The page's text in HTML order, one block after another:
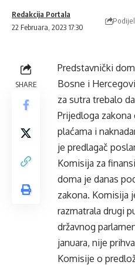
22 Februara, 2023 17:30
Redakcija Portala
SHARE
Predstavnički
Bosne i
za sutra trebalo
Prijedloga
plaćama i
je predlagač
Komisija za
doma je danas
zakona. Komisija
razmatrala drugi
državnog
januara, nije
Komisije o